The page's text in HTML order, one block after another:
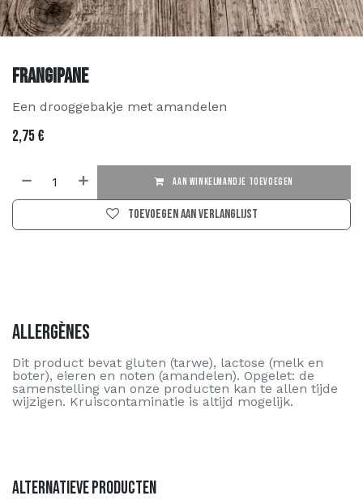
Frangipane
Een drooggebakje met amandelen
2,75€
AAN WINKELMANDJE TOEVOEGEN
Toevoegen aan verlanglijst
Allergènes
Dit product bevat gluten (tarwe), lactose (melk en
boter), eieren en noten (amandelen). Opgelet: de
samenstelling van onze producten kan te allen tijde
wijzigen. Kruiscontaminatie is altijd mogelijk.
Alternatieve producten